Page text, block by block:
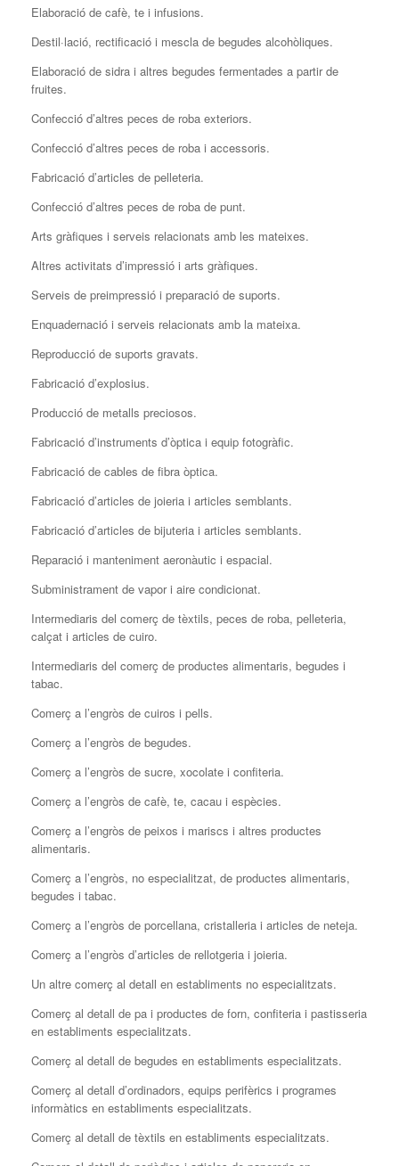
Elaboració de cafè, te i infusions.
Destil·lació, rectificació i mescla de begudes alcohòliques.
Elaboració de sidra i altres begudes fermentades a partir de
fruites.
Confecció d’altres peces de roba exteriors.
Confecció d’altres peces de roba i accessoris.
Fabricació d’articles de pelleteria.
Confecció d’altres peces de roba de punt.
Arts gràfiques i serveis relacionats amb les mateixes.
Altres activitats d’impressió i arts gràfiques.
Serveis de preimpressió i preparació de suports.
Enquadernació i serveis relacionats amb la mateixa.
Reproducció de suports gravats.
Fabricació d’explosius.
Producció de metalls preciosos.
Fabricació d’instruments d’òptica i equip fotogràfic.
Fabricació de cables de fibra òptica.
Fabricació d’articles de joieria i articles semblants.
Fabricació d’articles de bijuteria i articles semblants.
Reparació i manteniment aeronàutic i espacial.
Subministrament de vapor i aire condicionat.
Intermediaris del comerç de tèxtils, peces de roba, pelleteria,
calçat i articles de cuiro.
Intermediaris del comerç de productes alimentaris, begudes i
tabac.
Comerç a l’engròs de cuiros i pells.
Comerç a l’engròs de begudes.
Comerç a l’engròs de sucre, xocolate i confiteria.
Comerç a l’engròs de cafè, te, cacau i espècies.
Comerç a l’engròs de peixos i mariscs i altres productes
alimentaris.
Comerç a l’engròs, no especialitzat, de productes alimentaris,
begudes i tabac.
Comerç a l’engròs de porcellana, cristalleria i articles de neteja.
Comerç a l’engròs d’articles de rellotgeria i joieria.
Un altre comerç al detall en establiments no especialitzats.
Comerç al detall de pa i productes de forn, confiteria i pastisseria
en establiments especialitzats.
Comerç al detall de begudes en establiments especialitzats.
Comerç al detall d’ordinadors, equips perifèrics i programes
informàtics en establiments especialitzats.
Comerç al detall de tèxtils en establiments especialitzats.